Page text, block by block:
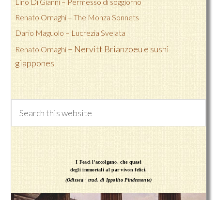
Renato Ornaghi –The Monza Sonnets
Dario Maguolo – Lucrezia Svelata
Renato Ornaghi – Nervitt Brianzoeu e sushi
giappones
I Feaci l'accolgano, che quasi
degli immortali al par vivon felici.
(Odissea - trad. di Ippolito Pindemonte)